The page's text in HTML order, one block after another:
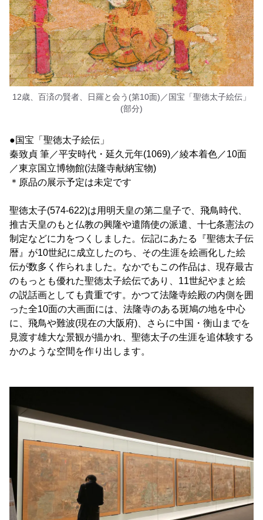
12歳、百済の賢者、日羅と会う(第10面)／国宝「聖徳太子絵伝」
(部分)
●国宝「聖徳太子絵伝」
秦致貞 筆／平安時代・延久元年(1069)／綾本着色／10面
／東京国立博物館(法隆寺献納宝物)
＊原品の展示予定は未定です
聖徳太子(574-622)は用明天皇の第二皇子で、飛鳥時代、
推古天皇のもと仏教の興隆や遣隋使の派遣、十七条憲法の
制定などに力をつくしました。伝記にあたる『聖徳太子伝
暦』が10世紀に成立したのち、その生涯を絵画化した絵
伝が数多く作られました。なかでもこの作品は、現存最古
のもっとも優れた聖徳太子絵伝であり、11世紀やまと絵
の説話画としても貴重です。かつて法隆寺絵殿の内側を囲
った全10面の大画面には、法隆寺のある斑鳩の地を中心
に、飛鳥や難波(現在の大阪府)、さらに中国・衡山までを
見渡す雄大な景観が描かれ、聖徳太子の生涯を追体験する
かのような空間を作り出します。